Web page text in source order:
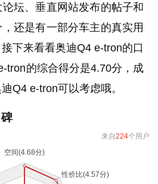
坛、垂直网站发布的帖子和
还是有一部分车主的真实用
下来看看奥迪Q4 e-tron的口
tron的综合得分是4.70分，成
Q4 e-tron可以考虑哦。
来自224个用户